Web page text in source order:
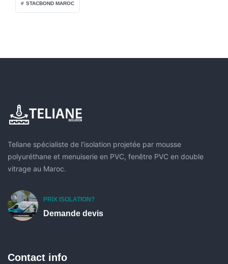
STACBOND MAROC
Teliane spécialiste de l’isolation projetée par mousse
polyuréthane et menuiserie en PVC, fenêtre PVC en double
vitrage au Maroc.
PRIX ISOLATION?
Demande devis
Contact info